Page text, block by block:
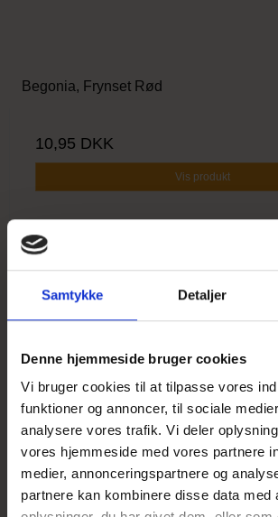
Samtykke Detaljer
Denne hjemmeside bruger cookies
Vi bruger cookies til at tilpasse vores
funktioner og annoncer, til sociale
analysere vores trafik. Vi deler
vores hjemmeside med vores partnere
medier, annonceringspartnere og
partnere kan kombinere disse data med
Begonia, Frynset Rød
10,95 DKK
Vis produkt
UDSOLGT